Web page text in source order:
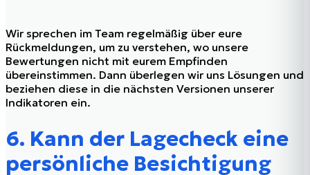
Wir sprechen im Team regelmäßig über eure
Rückmeldungen, um zu verstehen, wo unsere
Bewertungen nicht mit eurem Empfinden
übereinstimmen. Dann überlegen wir uns Lösungen und
beziehen diese in die nächsten Versionen unserer
Indikatoren ein.
6. Kann der Lagecheck eine
persönliche Besichtigung